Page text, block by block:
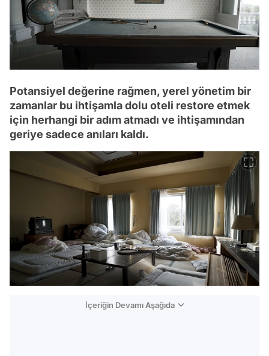
Potansiyel değerine rağmen, yerel yönetim bir
zamanlar bu ihtişamla dolu oteli restore etmek
için herhangi bir adım atmadı ve ihtişamından
geriye sadece anıları kaldı.
İçeriğin Devamı Aşağıda